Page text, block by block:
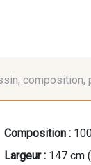
composition,
Composition :
Largeur : 147 cm